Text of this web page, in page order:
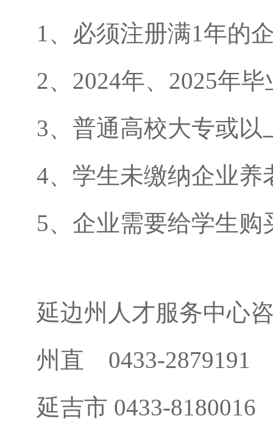
1、必须注册满1年的
2、2024年、2025年
3、普通高校大专或以
4、学生未缴纳企业
5、企业需要给学生
延边州人才服务中心
州直 0433-2879191
延吉市 0433-8180016